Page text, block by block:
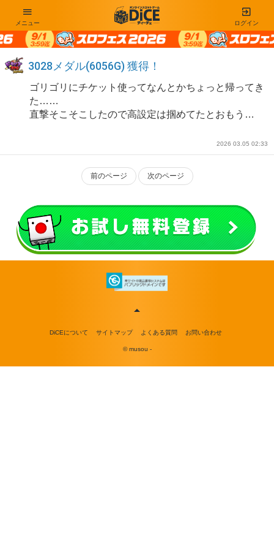
ログイン
メニュー
3028メダル(6056G) 獲得！
ゴリゴリにチケット使ってなんとかちょっと帰ってき
た……
直撃そこそこしたので高設定は掴めてたとおもう…
2026 03.05 02:33
前のページ 次のページ
DiCEについて サイトマップ よくある質問 お問い合わせ
© musou -